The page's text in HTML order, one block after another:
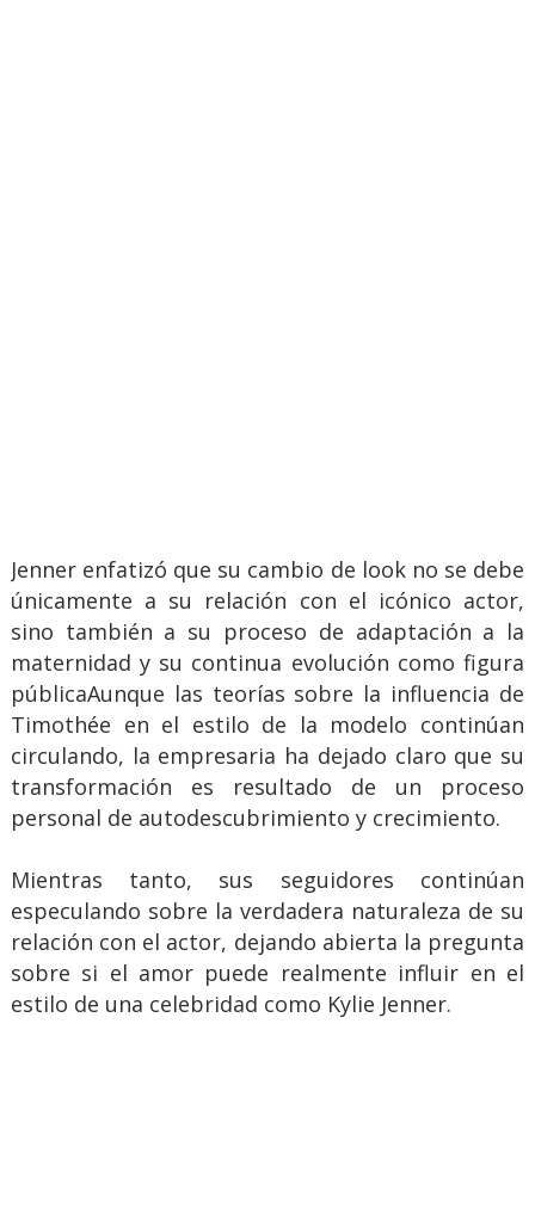
Jenner enfatizó que su cambio de look no se debe
únicamente a su relación con el icónico actor,
sino también a su proceso de adaptación a la
maternidad y su continua evolución como figura
públicaAunque las teorías sobre la influencia de
Timothée en el estilo de la modelo continúan
circulando, la empresaria ha dejado claro que su
transformación es resultado de un proceso
personal de autodescubrimiento y crecimiento.
Mientras tanto, sus seguidores continúan
especulando sobre la verdadera naturaleza de su
relación con el actor, dejando abierta la pregunta
sobre si el amor puede realmente influir en el
estilo de una celebridad como Kylie Jenner.